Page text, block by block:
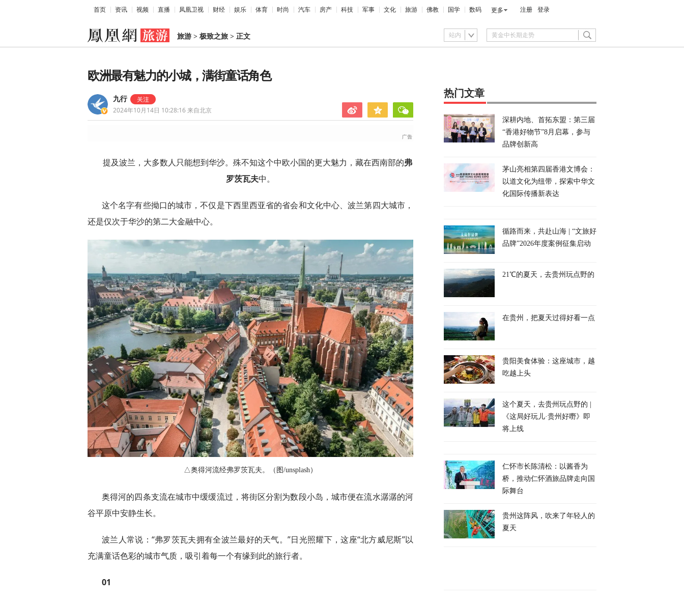
首页 资讯 视频 直播 凤凰卫视 财经 娱乐 体育 时尚 汽车 房产 科技 军事 文化 旅游 佛教 国学 数码 更多 注册 登录
旅游 > 极致之旅 > 正文 站内
欧洲最有魅力的小城，满街童话角色
九行
2024年10月14日 10:28:16来自北京
提及波兰，大多数人只能想到华沙。殊不知这个中欧小国的更大魅力，藏在西南部的弗
罗茨瓦夫中。
这个名字有些拗口的城市，不仅是下西里西亚省的省会和文化中心、波兰第四大城市，
还是仅次于华沙的第二大金融中心。
△奥得河流经弗罗茨瓦夫。（图/unsplash）
奥得河的四条支流在城市中缓缓流过，将街区分割为数段小岛，城市便在流水潺潺的河
谷平原中安静生长。
波兰人常说：“弗罗茨瓦夫拥有全波兰最好的天气。”日光照耀下，这座“北方威尼斯”以
充满童话色彩的城市气质，吸引着每一个有缘到此的旅行者。
01
热门文章
深耕内地、首拓东盟：第三届
“香港好物节”8月启幕，参与
品牌创新高
茅山亮相第四届香港文博会：
以道文化为纽带，探索中华文
化国际传播新表达
循路而来，共赴山海 | “文旅好
品牌”2026年度案例征集启动
21℃的夏天，去贵州玩点野的
在贵州，把夏天过得好看一点
贵阳美食体验：这座城市，越
吃越上头
这个夏天，去贵州玩点野的 |
《这局好玩儿·贵州好嘢》即
将上线
仁怀市长陈清松：以酱香为
桥，推动仁怀酒旅品牌走向国
际舞台
贵州这阵风，吹来了年轻人的
夏天